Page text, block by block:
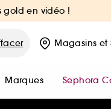
gold en vidéo !
Magasins et
Marques Sephora